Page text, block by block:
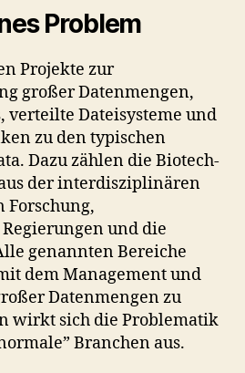
Problem
Projekte zur
großer Datenmengen,
verteilte Dateisysteme und
zu den typischen
Dazu zählen die Biotech-
der interdisziplinären
Forschung,
und die
genannten Bereiche
dem Management und
Datenmengen zu
wirkt sich die Problematik
Branchen aus.